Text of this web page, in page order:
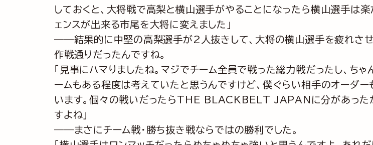
しておくと、大将戦で高梨と横山選手がやることになったら横山選手は
ェンスが出来る市尾を大将に変えました」
――結果的に中堅の高梨選手が2人抜きして、大将の横山選手を疲れさ
作戦通りだったんですね。
「見事にハマりましたね。マジでチーム全員で戦った総力戦だったし、ち
ームもある程度は考えていたと思うんですけど、僕ぐらい相手のオーダ
います。個々の戦いだったらTHE BLACKBELT JAPANに分があった
すよね」
――まさにチーム戦・勝ち抜き戦ならではの勝利でした。